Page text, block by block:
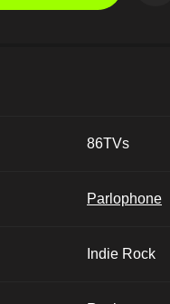
86TVs
Parlophone
Indie Rock